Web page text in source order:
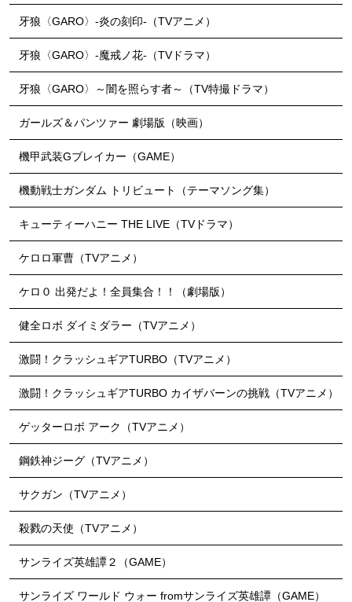
牙狼〈GARO〉-炎の刻印-（TVアニメ）
牙狼〈GARO〉-魔戒ノ花-（TVドラマ）
牙狼〈GARO〉～闇を照らす者～（TV特撮ドラマ）
ガールズ＆パンツァー 劇場版（映画）
機甲武装Gブレイカー（GAME）
機動戦士ガンダム トリビュート（テーマソング集）
キューティーハニー THE LIVE（TVドラマ）
ケロロ軍曹（TVアニメ）
ケロ０ 出発だよ！全員集合！！（劇場版）
健全ロボ ダイミダラー（TVアニメ）
激闘！クラッシュギアTURBO（TVアニメ）
激闘！クラッシュギアTURBO カイザバーンの挑戦（TVアニメ）
ゲッターロボ アーク（TVアニメ）
鋼鉄神ジーグ（TVアニメ）
サクガン（TVアニメ）
殺戮の天使（TVアニメ）
サンライズ英雄譚２（GAME）
サンライズ ワールド ウォー fromサンライズ英雄譚（GAME）